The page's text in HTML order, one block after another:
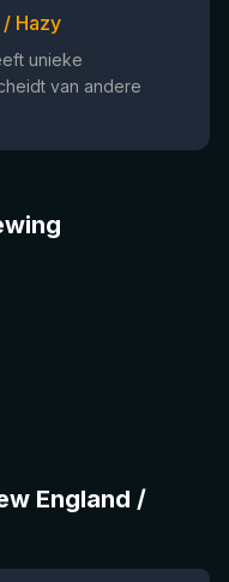
Hazy
unieke
van andere
England /